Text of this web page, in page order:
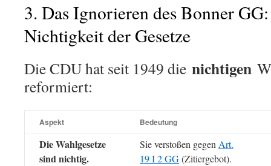
3. Das Ignorieren des Bonner
Nichtigkeit der Gesetze
Die CDU hat seit 1949 die nichtigen
reformiert:
Aspekt Bedeutung
Die Wahlgesetze
sind nichtig.
Sie verstoßen gegen Art.
19 I 2 GG(Zitiergebot).